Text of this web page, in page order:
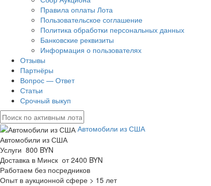
Правила оплаты Лота
Пользовательское соглашение
Политика обработки персональных данных
Банковские реквизиты
Информация о пользователях
Отзывы
Партнёры
Вопрос — Ответ
Статьи
Срочный выкуп
Автомобили из США
Автомобили из США
Услуги 800 BYN
Доставка в Минск от 2400 BYN
Работаем без посредников
Опыт в аукционной сфере > 15 лет